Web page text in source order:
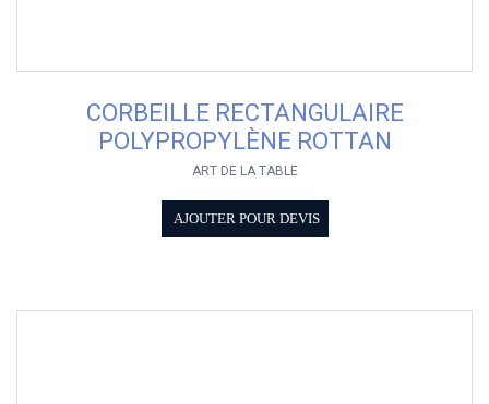
CORBEILLE RECTANGULAIRE
POLYPROPYLÈNE ROTTAN
ART DE LA TABLE
AJOUTER POUR DEVIS